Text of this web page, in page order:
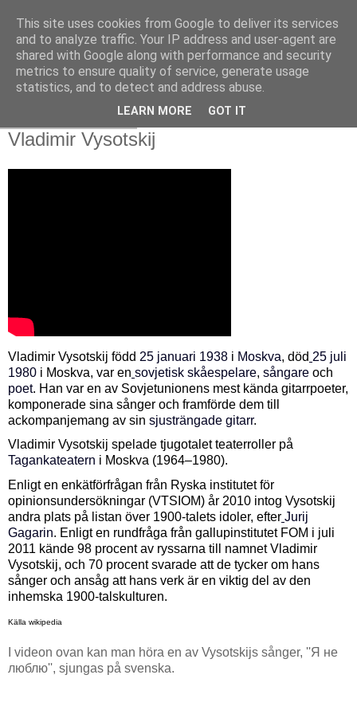
Vladimir Vysotskij
Vladimir Vysotskij född 25 januari 1938 i Moskva, död 25 juli
1980 i Moskva, var en sovjetisk skåespelare, sångare och
poet. Han var en av Sovjetunionens mest kända gitarrpoeter,
komponerade sina sånger och framförde dem till
ackompanjemang av sin sjusträngade gitarr.
Vladimir Vysotskij spelade tjugotalet teaterroller på
Tagankateatern i Moskva (1964–1980).
Enligt en enkätförfrågan från Ryska institutet för
opinionsundersökningar (VTSIOM) år 2010 intog Vysotskij
andra plats på listan över 1900-talets idoler, efter Jurij
Gagarin. Enligt en rundfråga från gallupinstitutet FOM i juli
2011 kände 98 procent av ryssarna till namnet Vladimir
Vysotskij, och 70 procent svarade att de tycker om hans
sånger och ansåg att hans verk är en viktig del av den
inhemska 1900-talskulturen.
Källa wikipedia
I videon ovan kan man höra en av Vysotskijs sånger, ''Я не
люблю'', sjungas på svenska.
This site uses cookies from Google to deliver its services
and to analyze traffic. Your IP address and user-agent are
shared with Google along with performance and security
metrics to ensure quality of service, generate usage
statistics, and to detect and address abuse.
LEARN MORE GOT IT